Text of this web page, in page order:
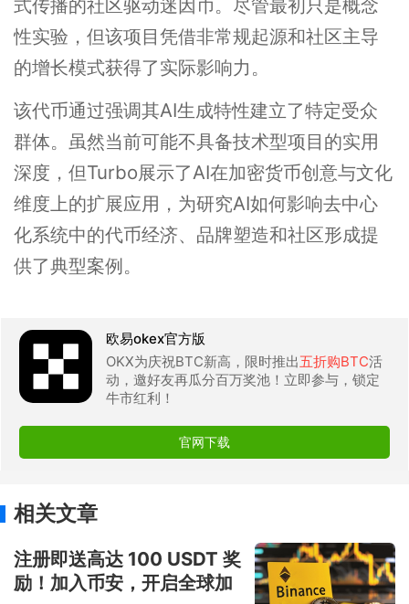
式传播的社区驱动迷因币。尽管最初只是概念
性实验，但该项目凭借非常规起源和社区主导
的增长模式获得了实际影响力。
该代币通过强调其AI生成特性建立了特定受众
群体。虽然当前可能不具备技术型项目的实用
深度，但Turbo展示了AI在加密货币创意与文化
维度上的扩展应用，为研究AI如何影响去中心
化系统中的代币经济、品牌塑造和社区形成提
供了典型案例。
欧易okex官方版
OKX为庆祝BTC新高，限时推出五折购BTC活
动，邀好友再瓜分百万奖池！立即参与，锁定
牛市红利！
官网下载
相关文章
注册即送高达 100 USDT 奖
励！加入币安，开启全球加